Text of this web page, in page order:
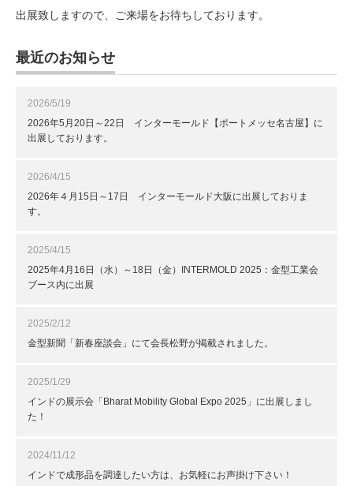
出展致しますので、ご来場をお待ちしております。
最近のお知らせ
2026/5/19
2026年5月20日～22日 インターモールド【ポートメッセ名古屋】に
出展しております。
2026/4/15
2026年４月15日～17日 インターモールド大阪に出展しておりま
す。
2025/4/15
2025年4月16日（水）～18日（金）INTERMOLD 2025：金型工業会
ブース内に出展
2025/2/12
金型新聞「新春座談会」にて会長松野が掲載されました。
2025/1/29
インドの展示会「Bharat Mobility Global Expo 2025」に出展しまし
た！
2024/11/12
インドで成形品を調達したい方は、お気軽にお声掛け下さい！